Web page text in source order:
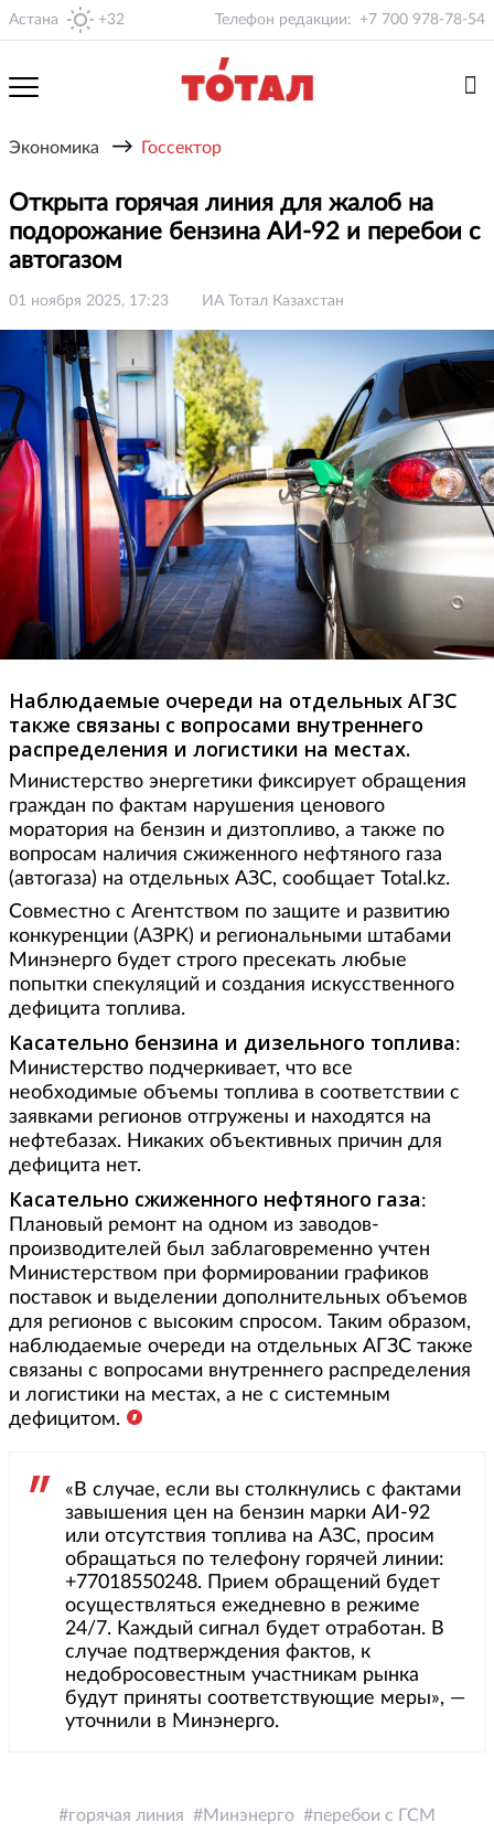
Астана +32 Телефон редакции: +7 700 978-78-54
Экономика → Госсектор
Открыта горячая линия для жалоб на
подорожание бензина АИ-92 и перебои с
автогазом
01 ноября 2025, 17:23 ИА Тотал Казахстан
Наблюдаемые очереди на отдельных АГЗС
также связаны с вопросами внутреннего
распределения и логистики на местах.
Министерство энергетики фиксирует обращения
граждан по фактам нарушения ценового
моратория на бензин и дизтопливо, а также по
вопросам наличия сжиженного нефтяного газа
(автогаза) на отдельных АЗС, сообщает Total.kz.
Совместно с Агентством по защите и развитию
конкуренции (АЗРК) и региональными штабами
Минэнерго будет строго пресекать любые
попытки спекуляций и создания искусственного
дефицита топлива.
Касательно бензина и дизельного топлива:
Министерство подчеркивает, что все
необходимые объемы топлива в соответствии с
заявками регионов отгружены и находятся на
нефтебазах. Никаких объективных причин для
дефицита нет.
Касательно сжиженного нефтяного газа:
Плановый ремонт на одном из заводов-
производителей был заблаговременно учтен
Министерством при формировании графиков
поставок и выделении дополнительных объемов
для регионов с высоким спросом. Таким образом,
наблюдаемые очереди на отдельных АГЗС также
связаны с вопросами внутреннего распределения
и логистики на местах, а не с системным
дефицитом.
«В случае, если вы столкнулись с фактами
завышения цен на бензин марки АИ-92
или отсутствия топлива на АЗС, просим
обращаться по телефону горячей линии:
+77018550248. Прием обращений будет
осуществляться ежедневно в режиме
24/7. Каждый сигнал будет отработан. В
случае подтверждения фактов, к
недобросовестным участникам рынка
будут приняты соответствующие меры», —
уточнили в Минэнерго.
горячая линия Минэнерго перебои с ГСМ